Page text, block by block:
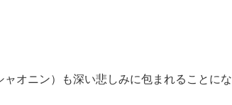
オニン）も深い悲しみに包まれることにな